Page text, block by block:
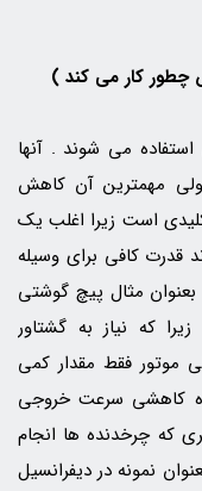
چطور کار می کند )
می شوند . آنها
مهمترین آن کاهش
است زیرا اغلب یک
قدرت کافی برای وسیله
بعنوان مثال پیچ گوشتی
که نیاز به گشتاور
موتور فقط مقدار کمی
کاهشی سرعت خروجی
که چرخدنده ها انجام
نمونه در دیفرانسیل